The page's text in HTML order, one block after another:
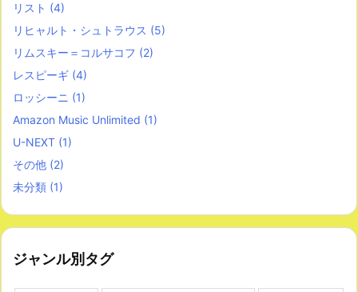
リスト (4)
リヒャルト・シュトラウス (5)
リムスキー＝コルサコフ (2)
レスピーギ (4)
ロッシーニ (1)
Amazon Music Unlimited (1)
U-NEXT (1)
その他 (2)
未分類 (1)
ジャンル別タグ